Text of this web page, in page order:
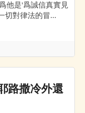
他是'爲誠信真實見
對律法的冒...
路撒冷外還